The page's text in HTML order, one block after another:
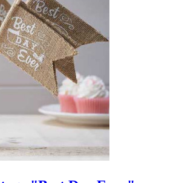
vimpelrekke sølv
får du med denne lekre «MR & MRS»
sølv!